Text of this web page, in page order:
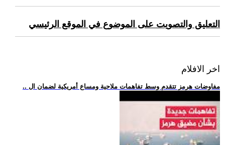
التعليق والتصويت على الموضوع في الموقع الرئيسي
اخر الافلام
.. مفاوضات هرمز تتقدم وسط تفاهمات ملاحية ومساع أمريكية لضمان ال